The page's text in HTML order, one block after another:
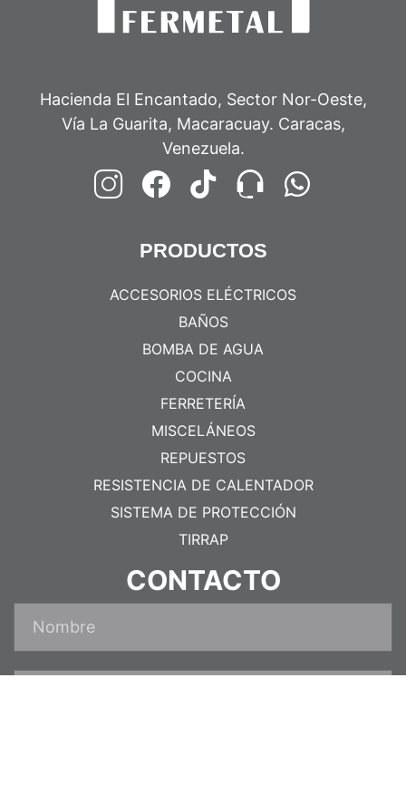
Hacienda El Encantado, Sector Nor-Oeste,
Vía La Guarita, Macaracuay. Caracas,
Venezuela.
PRODUCTOS
ACCESORIOS ELÉCTRICOS
BAÑOS
BOMBA DE AGUA
COCINA
FERRETERÍA
MISCELÁNEOS
REPUESTOS
RESISTENCIA DE CALENTADOR
SISTEMA DE PROTECCIÓN
TIRRAP
CONTACTO